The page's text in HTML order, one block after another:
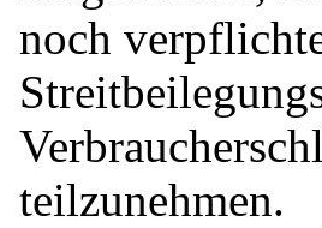
noch
teilzunehmen.